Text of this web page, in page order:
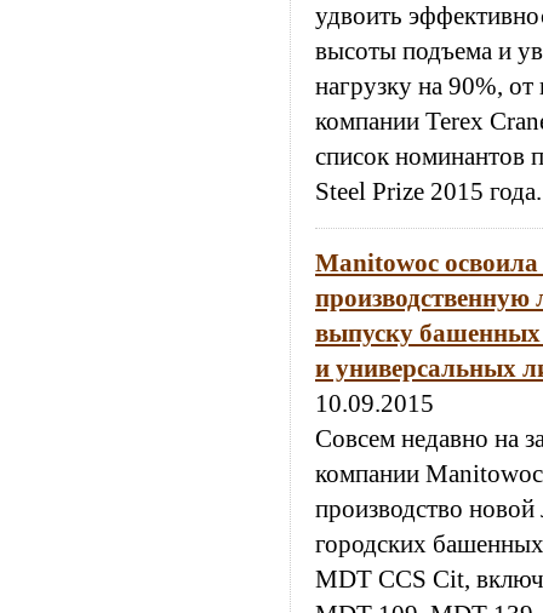
удвоить
высоты подъема и
нагрузку на 90%,
компании Terex
список номинантов
Steel Prize 2015 года.
Manitowoc
выпуску
и универсальных
10.09.2015
Совсем недавно на
компании
производство новой
городских
MDT CCS Cit,